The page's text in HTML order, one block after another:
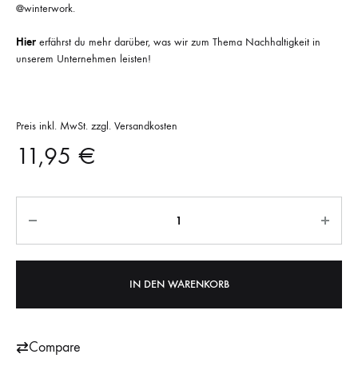
@winterwork.
Hier erfährst du mehr darüber, was wir zum Thema Nachhaltigkeit in
unserem Unternehmen leisten!
Preis inkl. MwSt. zzgl. Versandkosten
11,95 €
IN DEN WARENKORB
Compare